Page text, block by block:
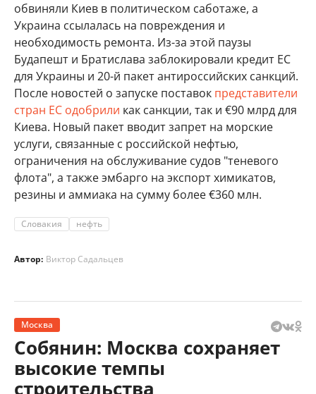
обвиняли Киев в политическом саботаже, а
Украина ссылалась на повреждения и
необходимость ремонта. Из-за этой паузы
Будапешт и Братислава заблокировали кредит ЕС
для Украины и 20-й пакет антироссийских санкций.
После новостей о запуске поставок представители
стран ЕС одобрили как санкции, так и €90 млрд для
Киева. Новый пакет вводит запрет на морские
услуги, связанные с российской нефтью,
ограничения на обслуживание судов "теневого
флота", а также эмбарго на экспорт химикатов,
резины и аммиака на сумму более €360 млн.
Словакия нефть
Автор: Виктор Садальцев
Москва
Собянин: Москва сохраняет
высокие темпы
строительства